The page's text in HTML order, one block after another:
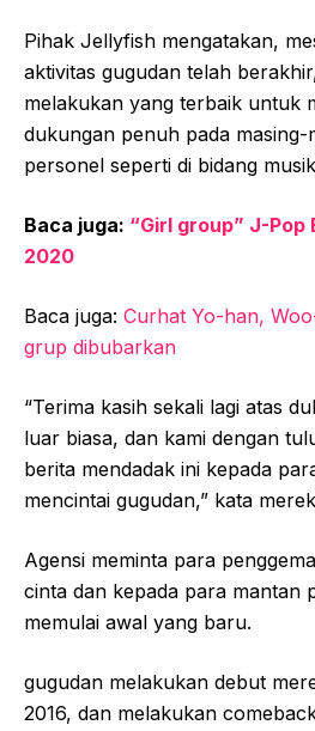
Pihak Jellyfish mengatakan,
aktivitas gugudan telah
melakukan yang terbaik untuk
dukungan penuh pada masing-
personel seperti di bidang
Baca juga: “Girl group” J-Pop
2020
Baca juga: Curhat Yo-han,
grup dibubarkan
“Terima kasih sekali lagi atas
luar biasa, dan kami dengan
berita mendadak ini kepada
mencintai gugudan,” kata
Agensi meminta para
cinta dan kepada para mantan
memulai awal yang baru.
gugudan melakukan debut
2016, dan melakukan